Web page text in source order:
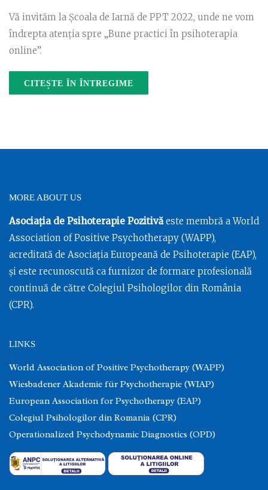
Vă invităm la Școala de Iarnă de PPT 2022, unde ne vom
îndrepta atenția spre „Bune practici în psihoterapia
online”.
CITEȘTE ÎN ÎNTREGIME
MORE ABOUT US
Asociația de Psihoterapie Pozitivăeste membră a World
Association of Positive Psychotherapy (WAPP),
acreditată de Asociația Europeană de Psihoterapie (EAP),
și este recunoscută ca furnizor de formare profesională
continuă de către Colegiul Psihologilor din România
(CPR).
LINKS
World Association of Positive Psychotherapy (WAPP)
Wiesbadener Akademie für Psychotherapie (WIAP)
European Association for Psychotherapy (EAP)
Colegiul Psihologilor din Romania (CPR)
Operationalized Psychodynamic Diagnostics (OPD)